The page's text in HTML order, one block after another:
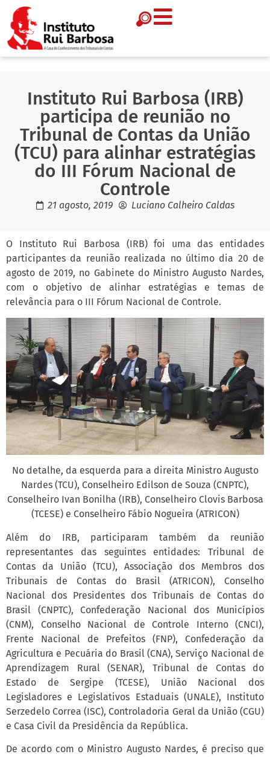
Instituto Rui Barbosa (IRB)
participa de reunião no
Tribunal de Contas da União
(TCU) para alinhar estratégias
do III Fórum Nacional de
Controle
21 agosto, 2019 Luciano Calheiro Caldas
O Instituto Rui Barbosa (IRB) foi uma das entidades
participantes da reunião realizada no último dia 20 de
agosto de 2019, no Gabinete do Ministro Augusto Nardes,
com o objetivo de alinhar estratégias e temas de
relevância para o III Fórum Nacional de Controle.
No detalhe, da esquerda para a direita Ministro Augusto
Nardes (TCU), Conselheiro Edilson de Souza (CNPTC),
Conselheiro Ivan Bonilha (IRB), Conselheiro Clovis Barbosa
(TCESE) e Conselheiro Fábio Nogueira (ATRICON)
Além do IRB, participaram também da reunião
representantes das seguintes entidades: Tribunal de
Contas da União (TCU), Associação dos Membros dos
Tribunais de Contas do Brasil (ATRICON), Conselho
Nacional dos Presidentes dos Tribunais de Contas do
Brasil (CNPTC), Confederação Nacional dos Municípios
(CNM), Conselho Nacional de Controle Interno (CNCI),
Frente Nacional de Prefeitos (FNP), Confederação da
Agricultura e Pecuária do Brasil (CNA), Serviço Nacional de
Aprendizagem Rural (SENAR), Tribunal de Contas do
Estado de Sergipe (TCESE), União Nacional dos
Legisladores e Legislativos Estaduais (UNALE), Instituto
Serzedelo Correa (ISC), Controladoria Geral da União (CGU)
e Casa Civil da Presidência da República.
De acordo com o Ministro Augusto Nardes, é preciso que